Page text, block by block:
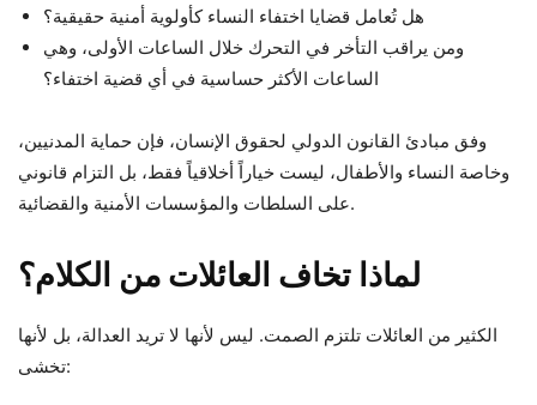
هل تُعامل قضايا اختفاء النساء كأولوية أمنية حقيقية؟
ومن يراقب التأخر في التحرك خلال الساعات الأولى، وهي
الساعات الأكثر حساسية في أي قضية اختفاء؟
وفق مبادئ القانون الدولي لحقوق الإنسان، فإن حماية المدنيين،
وخاصة النساء والأطفال، ليست خياراً أخلاقياً فقط، بل التزام قانوني
على السلطات والمؤسسات الأمنية والقضائية.
لماذا تخاف العائلات من الكلام؟
الكثير من العائلات تلتزم الصمت. ليس لأنها لا تريد العدالة، بل لأنها
تخشى: